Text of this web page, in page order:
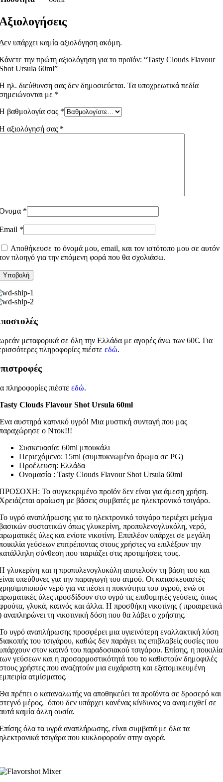
υπάρχει καμία αξιολόγηση ακόμη.
την πρώτη αξιολόγηση για το προϊόν: “Tasty Clouds Flavour
Ursula 60ml”
ηλ. διεύθυνση σας δεν δημοσιεύεται. Τα υποχρεωτικά πεδία
με *
βαθμολογία σας *
αξιολόγησή σας *
*
*
Αποθήκευσε το όνομά μου, email, και τον ιστότοπο μου σε αυτόν
πλοηγό για την επόμενη φορά που θα σχολιάσω.
μεταφορικά σε όλη την Ελλάδα με αγορές άνω των 60€. Για
πληροφορίες πιέστε εδώ.
πληροφορίες πιέστε εδώ.
Clouds Flavour Shot Ursula 60ml
αυστηρά καπνικό υγρό! Μια μυστική συνταγή που μας
ο Ντοκ!!!
Συσκευασία: 60ml μπουκάλι
Περιεχόμενο: 15ml (συμπυκνωμένο άρωμα σε PG)
Προέλευση: Ελλάδα
Ονομασία : Tasty Clouds Flavour Shot Ursula 60ml
Το συγκεκριμένο προϊόν δεν είναι για άμεση χρήση.
αραίωση με βάσεις συμβατές με ηλεκτρονικό τσιγάρο.
υγρό αναπλήρωσης για το ηλεκτρονικό τσιγάρο περιέχει μείγμα
συστατικών όπως γλυκερίνη, προπυλενογλυκόλη, νερό,
ύλες και ενίοτε νικοτίνη. Επιπλέον υπάρχει σε μεγάλη
γεύσεων επιτρέποντας στους χρήστες να επιλέξουν την
σύνθεση που ταιριάζει στις προτιμήσεις τους.
γλυκερίνη και η προπυλενογλυκόλη αποτελούν τη βάση του και
υπεύθυνες για την παραγωγή του ατμού. Οι κατασκευαστές
νερό για να πέσει η πυκνότητα του υγρού, ενώ οι
ύλες προσδίδουν στο υγρό τις επιθυμητές γεύσεις, όπως
γλυκά, καπνός και άλλα. Η προσθήκη νικοτίνης ( προαιρετικά
αναπληρώνει τη νικοτινική δόση που θα λάβει ο χρήστης.
υγρό αναπλήρωσης προσφέρει μια υγιεινότερη εναλλακτική λύση
του τσιγάρου, καθώς δεν παράγει τις επιβλαβείς ουσίες που
στον καπνό του παραδοσιακού τσιγάρου. Επίσης, η ποικιλία
γεύσεων και η προσαρμοστικότητά του το καθιστούν δημοφιλές
χρήστες που αναζητούν μια ευχάριστη και εξατομικευμένη
ατμίσματος.
πρέπει ο καταναλωτής να αποθηκεύει τα προϊόντα σε δροσερό και
μέρος, όπου δεν υπάρχει κανένας κίνδυνος να αναμειχθεί σε
καμία άλλη ουσία.
όλα τα υγρά αναπλήρωσης, είναι συμβατά με όλα τα
τσιγάρα που κυκλοφορούν στην αγορά.